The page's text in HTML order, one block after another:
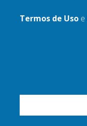
Termos de Uso e